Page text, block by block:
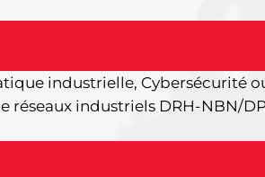
industrielle, Cybersécurité
industriels DRH-NBN/